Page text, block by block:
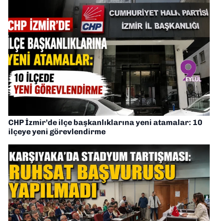
CHP İzmir’de ilçe başkanlıklarına yeni atamalar: 10
ilçeye yeni görevlendirme